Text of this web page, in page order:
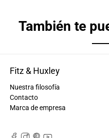
También te
Fitz & Huxley
Nuestra filosofía
Contacto
Marca de empresa